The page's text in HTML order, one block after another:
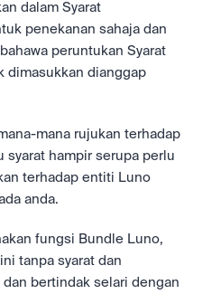
dalam Syarat
penekanan sahaja dan
peruntukan Syarat
dimasukkan dianggap
mana rujukan terhadap
syarat hampir serupa perlu
terhadap entiti Luno
anda.
fungsi Bundle Luno,
tanpa syarat dan
bertindak selari dengan